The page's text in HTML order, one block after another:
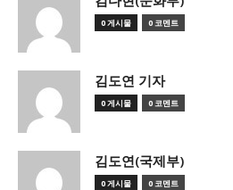
0 게시물 0 코멘트
김도연 기자
0 게시물 0 코멘트
김도연(국제부)
0 게시물 0 코멘트